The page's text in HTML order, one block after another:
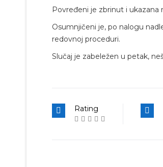
Povređeni je zbrinut i
Osumnjičeni je, po nalogu
redovnoj proceduri.
Slučaj je zabeležen u petak,
Rating